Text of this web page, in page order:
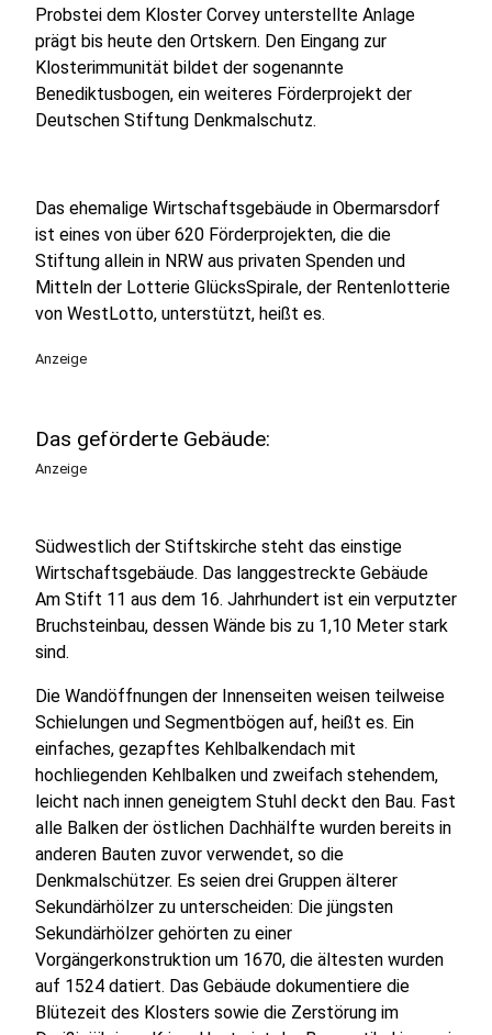
Probstei dem Kloster Corvey unterstellte Anlage
prägt bis heute den Ortskern. Den Eingang zur
Klosterimmunität bildet der sogenannte
Benediktusbogen, ein weiteres Förderprojekt der
Deutschen Stiftung Denkmalschutz.
Das ehemalige Wirtschaftsgebäude in Obermarsdorf
ist eines von über 620 Förderprojekten, die die
Stiftung allein in NRW aus privaten Spenden und
Mitteln der Lotterie GlücksSpirale, der Rentenlotterie
von WestLotto, unterstützt, heißt es.
Anzeige
Das geförderte Gebäude:
Anzeige
Südwestlich der Stiftskirche steht das einstige
Wirtschaftsgebäude. Das langgestreckte Gebäude
Am Stift 11 aus dem 16. Jahrhundert ist ein verputzter
Bruchsteinbau, dessen Wände bis zu 1,10 Meter stark
sind.
Die Wandöffnungen der Innenseiten weisen teilweise
Schielungen und Segmentbögen auf, heißt es. Ein
einfaches, gezapftes Kehlbalkendach mit
hochliegenden Kehlbalken und zweifach stehendem,
leicht nach innen geneigtem Stuhl deckt den Bau. Fast
alle Balken der östlichen Dachhälfte wurden bereits in
anderen Bauten zuvor verwendet, so die
Denkmalschützer. Es seien drei Gruppen älterer
Sekundärhölzer zu unterscheiden: Die jüngsten
Sekundärhölzer gehörten zu einer
Vorgängerkonstruktion um 1670, die ältesten wurden
auf 1524 datiert. Das Gebäude dokumentiere die
Blütezeit des Klosters sowie die Zerstörung im